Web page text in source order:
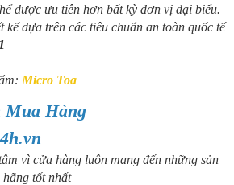
được ưu tiên hơn bất kỳ đơn vị đại biểu.
dựa trên các tiêu chuẩn an toàn quốc tế
Micro Toa
Mua Hàng
vì cửa hàng luôn mang đến những sản
tốt nhất